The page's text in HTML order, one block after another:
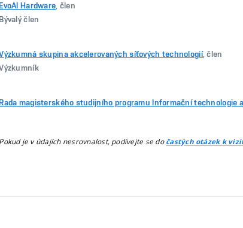
Hardware , člen
Bývalý člen
skupina akcelerovaných síťových technologií, člen
magisterského studijního programu Informační technologie
Pokud je v údajích nesrovnalost, podívejte se dočastých otázek k